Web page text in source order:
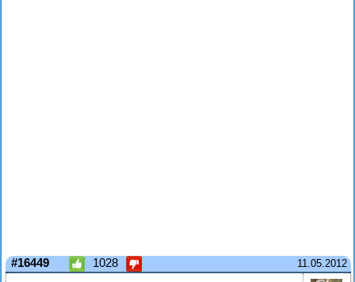
11.05.2012
#16449 1028